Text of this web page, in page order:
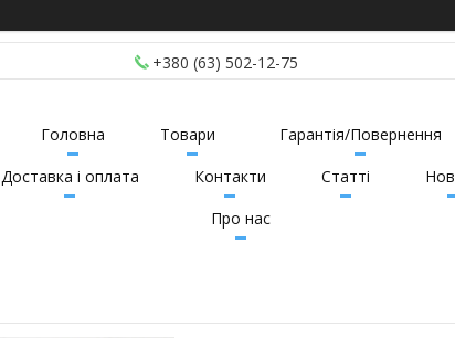
+380 (63) 502-12-75
Головна Товари
Гарантія/Повернення
Доставка і оплата
Контакти Статті
Про нас